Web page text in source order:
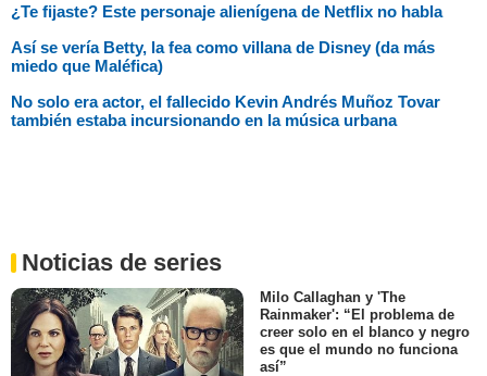
¿Te fijaste? Este personaje alienígena de Netflix no habla
Así se vería Betty, la fea como villana de Disney (da más
miedo que Maléfica)
No solo era actor, el fallecido Kevin Andrés Muñoz Tovar
también estaba incursionando en la música urbana
Noticias de series
Milo Callaghan y 'The
Rainmaker': “El problema de
creer solo en el blanco y negro
es que el mundo no funciona
así”